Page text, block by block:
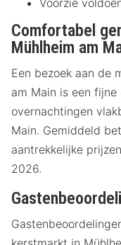
Comfortabel
Mühlheim am
Een bezoek aan de
am Main is een
overnachtingen
Main. Gemiddeld
aantrekkelijke
2026.